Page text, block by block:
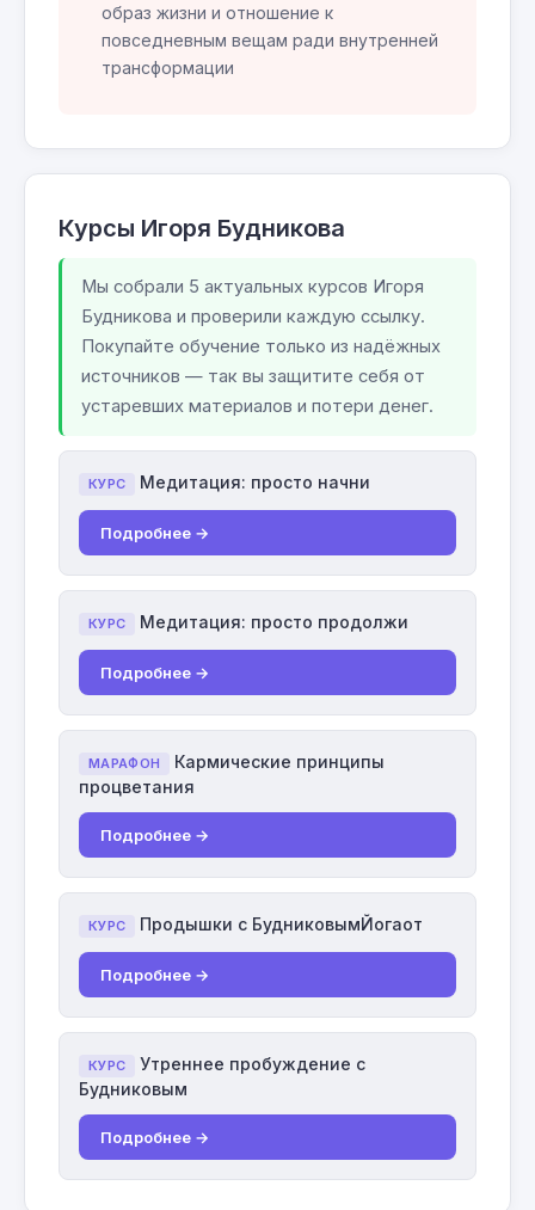
образ жизни и отношение к
повседневным вещам ради внутренней
трансформации
Курсы Игоря Будникова
Мы собрали 5 актуальных курсов Игоря
Будникова и проверили каждую ссылку.
Покупайте обучение только из надёжных
источников — так вы защитите себя от
устаревших материалов и потери денег.
КУРС Медитация: просто начни
Подробнее →
КУРС Медитация: просто продолжи
Подробнее →
МАРАФОН
Кармические принципы
процветания
Подробнее →
КУРС Продышки с БудниковымЙогаот
Подробнее →
КУРС
Утреннее пробуждение с
Будниковым
Подробнее →